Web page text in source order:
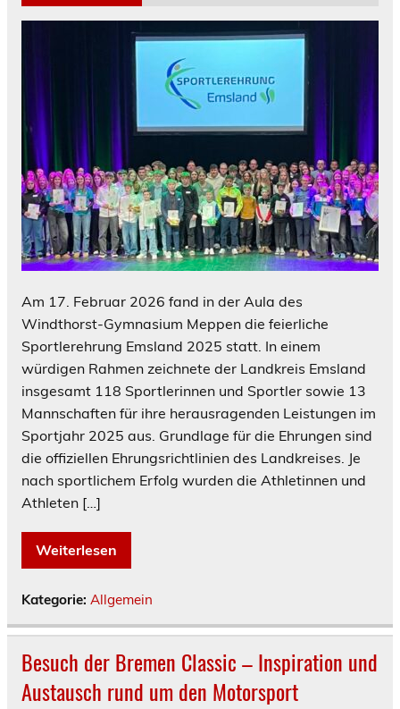
Am 17. Februar 2026 fand in der Aula des
Windthorst-Gymnasium Meppen die feierliche
Sportlerehrung Emsland 2025 statt. In einem
würdigen Rahmen zeichnete der Landkreis Emsland
insgesamt 118 Sportlerinnen und Sportler sowie 13
Mannschaften für ihre herausragenden Leistungen im
Sportjahr 2025 aus. Grundlage für die Ehrungen sind
die offiziellen Ehrungsrichtlinien des Landkreises. Je
nach sportlichem Erfolg wurden die Athletinnen und
Athleten […]
Weiterlesen
Kategorie: Allgemein
Besuch der Bremen Classic – Inspiration und
Austausch rund um den Motorsport